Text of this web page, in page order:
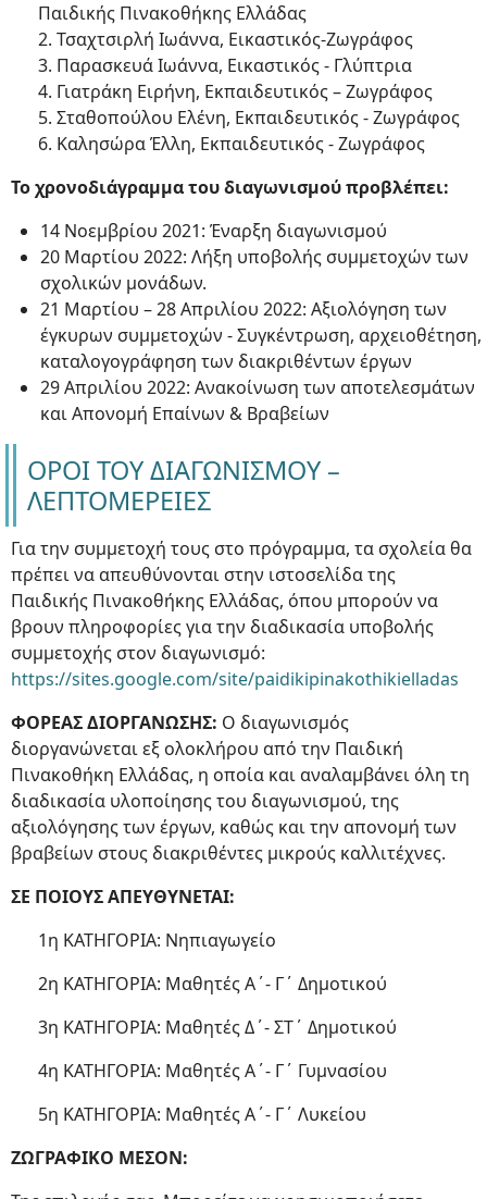
Παιδικής Πινακοθήκης Ελλάδας
2. Τσαχτσιρλή Ιωάννα, Εικαστικός-Ζωγράφος
3. Παρασκευά Ιωάννα, Εικαστικός - Γλύπτρια
4. Γιατράκη Ειρήνη, Εκπαιδευτικός – Ζωγράφος
5. Σταθοπούλου Ελένη, Εκπαιδευτικός - Ζωγράφος
6. Καλησώρα Έλλη, Εκπαιδευτικός - Ζωγράφος
Το χρονοδιάγραμμα του διαγωνισμού προβλέπει:
14 Νοεμβρίου 2021: Έναρξη διαγωνισμού
20 Μαρτίου 2022: Λήξη υποβολής συμμετοχών των
σχολικών μονάδων.
21 Μαρτίου – 28 Απριλίου 2022: Αξιολόγηση των
έγκυρων συμμετοχών - Συγκέντρωση, αρχειοθέτηση,
καταλογογράφηση των διακριθέντων έργων
29 Απριλίου 2022: Ανακοίνωση των αποτελεσμάτων
και Απονομή Επαίνων & Βραβείων
ΟΡΟΙ ΤΟΥ ΔΙΑΓΩΝΙΣΜΟΥ –
ΛΕΠΤΟΜΕΡΕΙΕΣ
Για την συμμετοχή τους στο πρόγραμμα, τα σχολεία θα
πρέπει να απευθύνονται στην ιστοσελίδα της
Παιδικής Πινακοθήκης Ελλάδας, όπου μπορούν να
βρουν πληροφορίες για την διαδικασία υποβολής
συμμετοχής στον διαγωνισμό:
https://sites.google.com/site/paidikipinakothikielladas
ΦΟΡΕΑΣ ΔΙΟΡΓΑΝΩΣΗΣ: O διαγωνισμός
διοργανώνεται εξ ολοκλήρου από την Παιδική
Πινακοθήκη Ελλάδας, η οποία και αναλαμβάνει όλη τη
διαδικασία υλοποίησης του διαγωνισμού, της
αξιολόγησης των έργων, καθώς και την απονομή των
βραβείων στους διακριθέντες μικρούς καλλιτέχνες.
ΣΕ ΠΟΙΟΥΣ ΑΠΕΥΘΥΝΕΤΑΙ:
1η ΚΑΤΗΓΟΡΙΑ: Νηπιαγωγείο
2η ΚΑΤΗΓΟΡΙΑ: Mαθητές Α΄- Γ΄ Δημοτικού
3η ΚΑΤΗΓΟΡΙΑ: Mαθητές Δ΄- ΣΤ΄ Δημοτικού
4η ΚΑΤΗΓΟΡΙΑ: Μαθητές Α΄- Γ΄ Γυμνασίου
5η ΚΑΤΗΓΟΡΙΑ: Mαθητές Α΄- Γ΄ Λυκείου
ΖΩΓΡΑΦΙΚΟ ΜΕΣΟΝ: